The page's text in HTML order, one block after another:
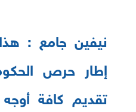
نيفين جامع :
إطار حرص
تقديم كافة